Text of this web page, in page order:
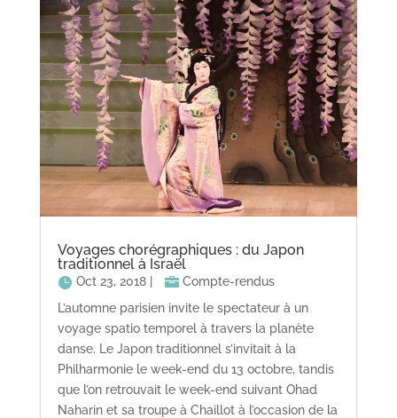
Voyages chorégraphiques : du Japon
traditionnel à Israël
Oct 23, 2018|
Compte-rendus
L’automne parisien invite le spectateur à un
voyage spatio temporel à travers la planète
danse. Le Japon traditionnel s’invitait à la
Philharmonie le week-end du 13 octobre, tandis
que l’on retrouvait le week-end suivant Ohad
Naharin et sa troupe à Chaillot à l’occasion de la